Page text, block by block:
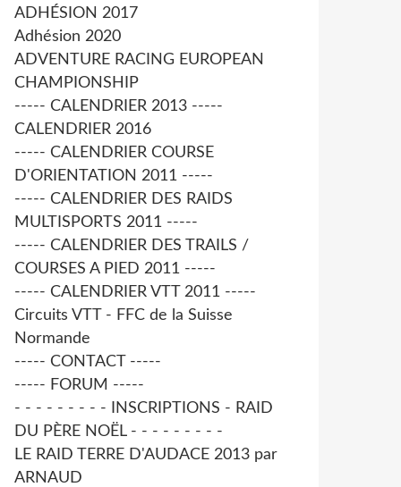
ADHÉSION 2017
Adhésion 2020
ADVENTURE RACING EUROPEAN
CHAMPIONSHIP
----- CALENDRIER 2013 -----
CALENDRIER 2016
----- CALENDRIER COURSE
D'ORIENTATION 2011 -----
----- CALENDRIER DES RAIDS
MULTISPORTS 2011 -----
----- CALENDRIER DES TRAILS /
COURSES A PIED 2011 -----
----- CALENDRIER VTT 2011 -----
Circuits VTT - FFC de la Suisse
Normande
----- CONTACT -----
----- FORUM -----
- - - - - - - - - INSCRIPTIONS - RAID
DU PÈRE NOËL - - - - - - - - -
LE RAID TERRE D'AUDACE 2013 par
ARNAUD